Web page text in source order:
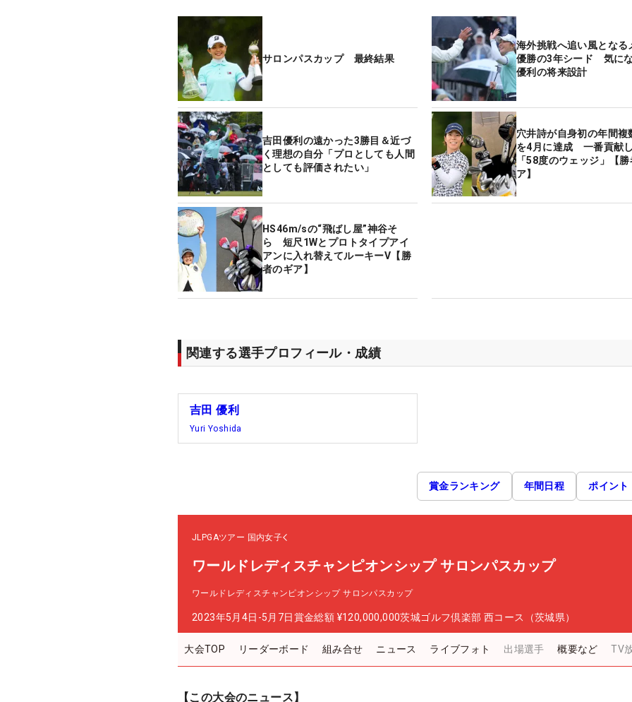
サロンパスカップ 最終結果
海外挑戦へ追い風となる
優勝の3年シード 気に
優利の将来設計
吉田優利の遠かった3勝目＆近づ
く理想の自分「プロとしても人間
としても評価されたい」
穴井詩が自身初の年間複
を4月に達成 一番貢献
「58度のウェッジ」【
ア】
HS46m/sの“飛ばし屋”神谷そ
ら 短尺1Wとプロトタイプアイ
アンに入れ替えてルーキーV【勝
者のギア】
関連する選手プロフィール・成績
吉田 優利
Yuri Yoshida
賞金ランキング 年間日程 ポイント
JLPGAツアー 国内女子
ワールドレディスチャンピオンシップ サロンパスカップ
ワールドレディスチャンピオンシップ サロンパスカップ
2023年5月4日-5月7日賞金総額 ¥120,000,000茨城ゴルフ倶楽部 西コース（茨城県）
大会TOP リーダーボード 組み合せ ニュース ライブフォト 出場選手 概要など TV
【この大会のニュース】